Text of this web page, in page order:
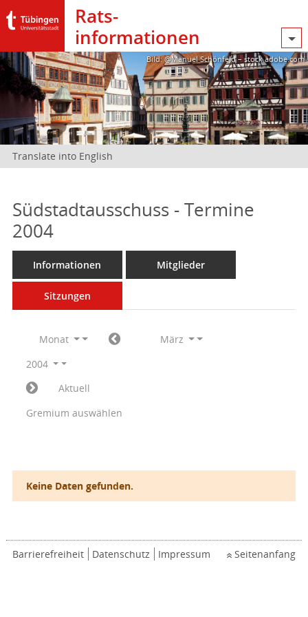
Rats­
informationen
Bild: @Manuel Schönfeld – stock.adobe.com
Translate into English
Südstadtausschuss - Termine
2004
Informationen Mitglieder
Sitzungen
Monat
März
2004
Aktuell
Gremium auswählen
Keine Daten gefunden.
Barrierefreiheit Datenschutz Impressum Seitenanfang